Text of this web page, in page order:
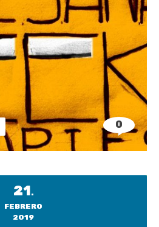
0
21.
FEBRERO
2019